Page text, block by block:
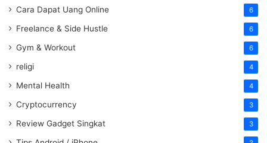
Cara Dapat Uang Online 6
Freelance & Side Hustle 6
Gym & Workout 6
religi 4
Mental Health 4
Cryptocurrency 3
Review Gadget Singkat 3